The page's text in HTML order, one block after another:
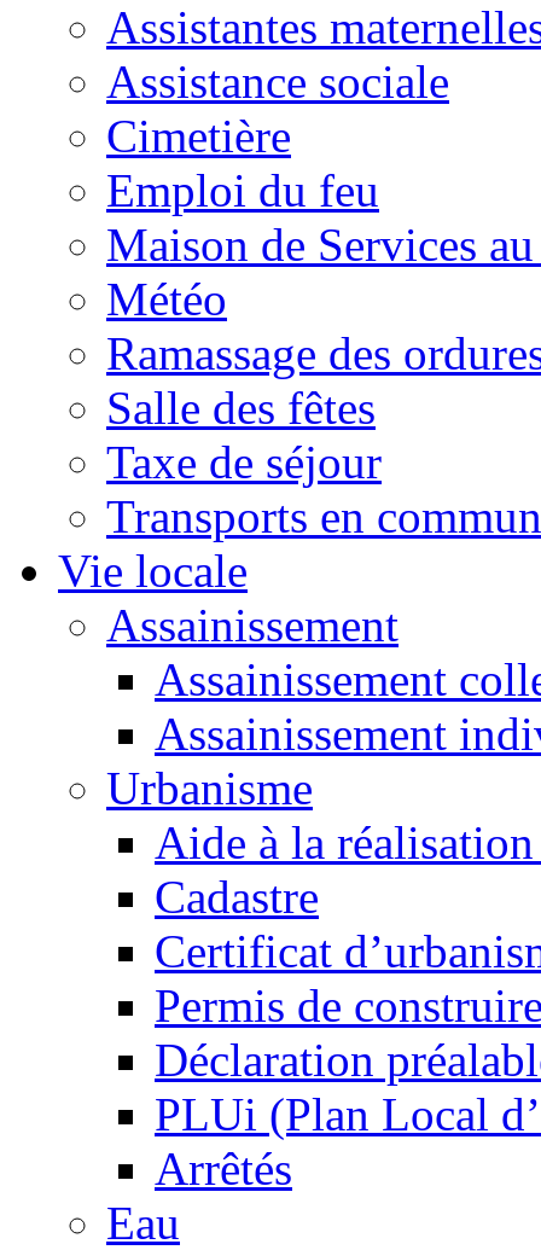
Assistantes
Assistance sociale
Cimetière
Emploi du feu
Maison de Services
Météo
Ramassage des
Salle des fêtes
Taxe de séjour
Transports en commun
Vie locale
Assainissement
Assainissement
Assainissement
Urbanisme
Aide à la réalisation
Cadastre
Certificat
Permis de
Déclaration
PLUi (Plan Local
Arrêtés
Eau